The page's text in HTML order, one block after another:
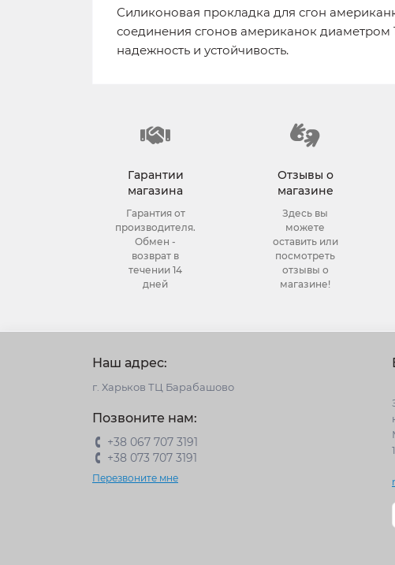
Силиконовая прокладка для сгон
соединения сгонов американок диаметром
надежность и устойчивость.
Гарантии
магазина
Гарантия от
производителя.
Обмен -
возврат в
течении 14
дней
Отзывы о
магазине
Здесь вы
можете
оставить или
посмотреть
отзывы о
магазине!
Наш адрес:
г. Харьков ТЦ Барабашово
Позвоните нам:
+38 067 707 3191
+38 073 707 3191
Перезвоните мне